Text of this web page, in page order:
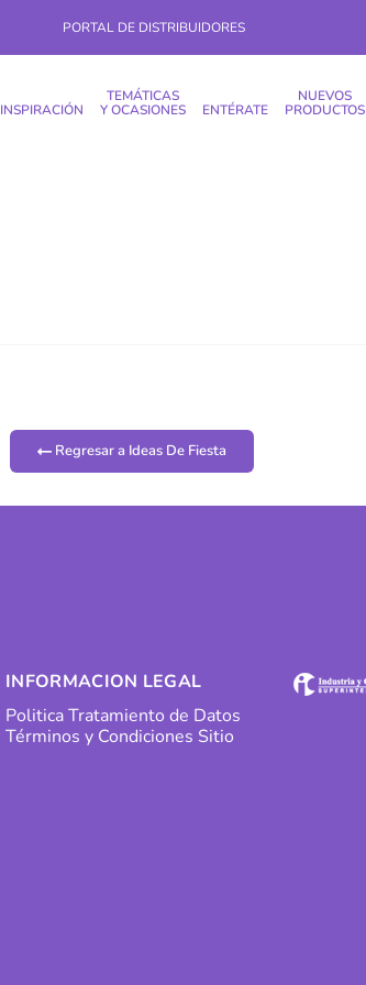
PORTAL DE DISTRIBUIDORES
INSPIRACIÓN
TEMÁTICAS
Y OCASIONES
ENTÉRATE
NUEVOS
PRODUCTOS
Regresar a Ideas De Fiesta
INFORMACION LEGAL
Politica Tratamiento de Datos
Términos y Condiciones Sitio